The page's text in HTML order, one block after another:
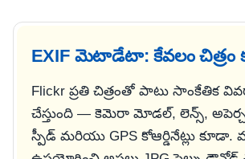
EXIF మెటాడేటా: కేవలం చిత్రం
Flickr ప్రతి చిత్రంతో పాటు సాంకేతిక
చేస్తుంది — కెమెరా మోడల్, లెన్స్,
స్పీడ్ మరియు GPS కోఆర్డినేట్లు